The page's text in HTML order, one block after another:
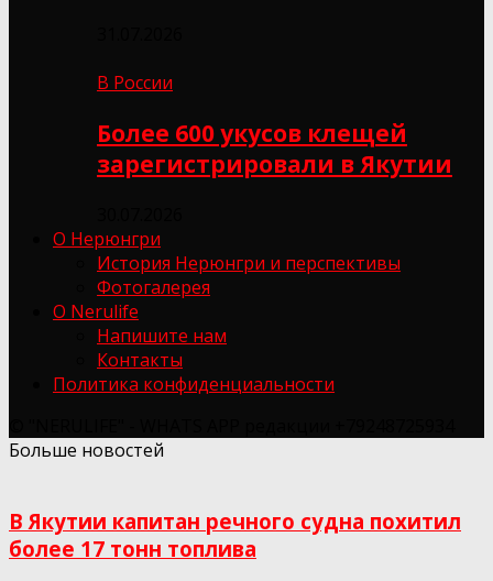
В России
Более 600 укусов клещей
зарегистрировали в Якутии
О Нерюнгри
История Нерюнгри и перспективы
Фотогалерея
О Nerulife
Напишите нам
Контакты
Политика конфиденциальности
Больше новостей
В Якутии капитан речного судна похитил
более 17 тонн топлива